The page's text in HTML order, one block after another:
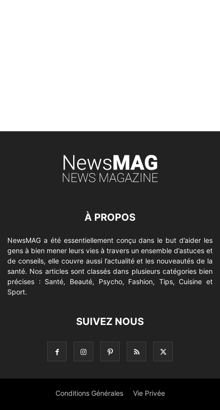
À PROPOS
NewsMAG a été essentiellement conçu dans le but d’aider les
gens à bien mener leurs vies à travers un ensemble d’astuces et
de conseils, elle couvre aussi l’actualité et les nouveautés de la
santé. Nos articles sont classés dans plusieurs catégories bien
précises : Santé, Beauté, Psycho, Fashion, Tips, Cuisine et
Sport.
SUIVEZ NOUS
Conditions Générales Vie Privée